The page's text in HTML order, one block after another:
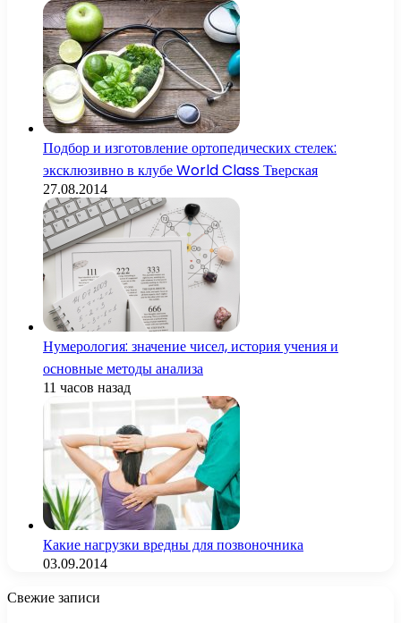
Подбор и изготовление ортопедических стелек:
эксклюзивно в клубе World Class Тверская
27.08.2014
Нумерология: значение чисел, история учения и
основные методы анализа
11 часов назад
Какие нагрузки вредны для позвоночника
03.09.2014
Свежие записи